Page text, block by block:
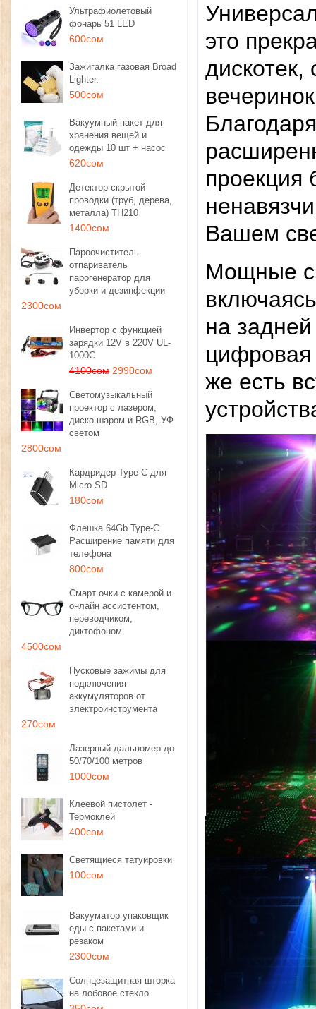
Ультрафиолетовый
фонарь 51 LED
600сом
Зажигалка газовая Broad
Lighter.
500сом
Вакуумный пакет для
хранения вещей и
одежды 10 шт + насос
620сом
Детектор скрытой
проводки (труб, дерева,
металла) TH210
1400сом
Пароочиститель
отпариватель
парогенератор для
уборки и дезинфекции
2300сом
Инвертор с функцией
зарядки 12V в 220V UL-
1000C
4100сом 2990сом
Светомузыкальный
проектор с лазером,
диско-шаром и RGB, УФ
светом
2800сом
Кардридер Type-C для
Micro SD
180сом
Флешка 64Gb Type-C
Расширение памяти для
телефона
800сом
Смарт очки с камерой и
онлайн ассистентом,
переводчиком,
диктофоном
4500сом
Пусковые зажимы для
подключения
аккумуляторов от
электроинструмента
270сом
Лазерный дальномер до
50/70/100 метров
1000сом
Клеевой пистолет -
Термоклей
400сом
Светящиеся татуировки
100сом
Вакууматор упаковщик
еды с пакетами и
резаком
2300сом
Солнцезащитная шторка
на лобовое стекло
это
дискотек,
проекция
Вашем
Мощные
на
цифровая
же есть